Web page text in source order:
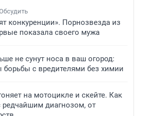
конкуренции». Порнозвезда из
показала своего мужа
не сунут носа в ваш огород:
с вредителями без химии
на мотоцикле и скейте. Как
редчайшим диагнозом, от